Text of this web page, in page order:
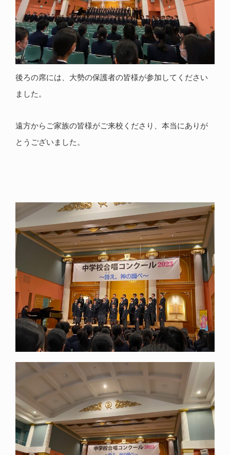
後ろの席には、大勢の保護者の皆様が参加してください
ました。
遠方からご家族の皆様がご来校くださり、本当にありが
とうございました。